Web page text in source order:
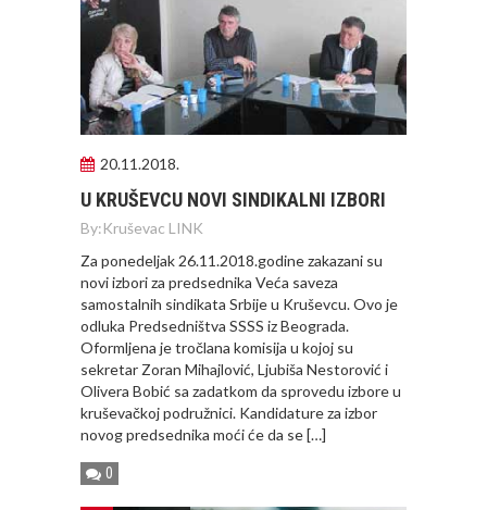
20.11.2018.
U KRUŠEVCU NOVI SINDIKALNI IZBORI
By:Kruševac LINK
Za ponedeljak 26.11.2018.godine zakazani su
novi izbori za predsednika Veća saveza
samostalnih sindikata Srbije u Kruševcu. Ovo je
odluka Predsedništva SSSS iz Beograda.
Oformljena je tročlana komisija u kojoj su
sekretar Zoran Mihajlović, Ljubiša Nestorović i
Olivera Bobić sa zadatkom da sprovedu izbore u
kruševačkoj podružnici. Kandidature za izbor
novog predsednika moći će da se […]
0